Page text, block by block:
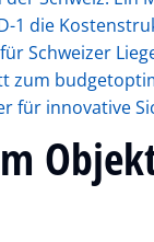
1 die
Schweizer
zum
für innovative